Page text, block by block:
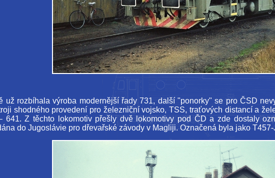
už rozbíhala výroba modernější řady 731, další "ponorky" se pro ČSD
shodného provedení pro železniční vojsko, TSS, traťových distancí a
641. Z těchto lokomotiv přešly dvě lokomotivy pod ČD a zde dostaly
do Jugoslávie pro dřevařské závody v Magliji. Označená byla jako T457-